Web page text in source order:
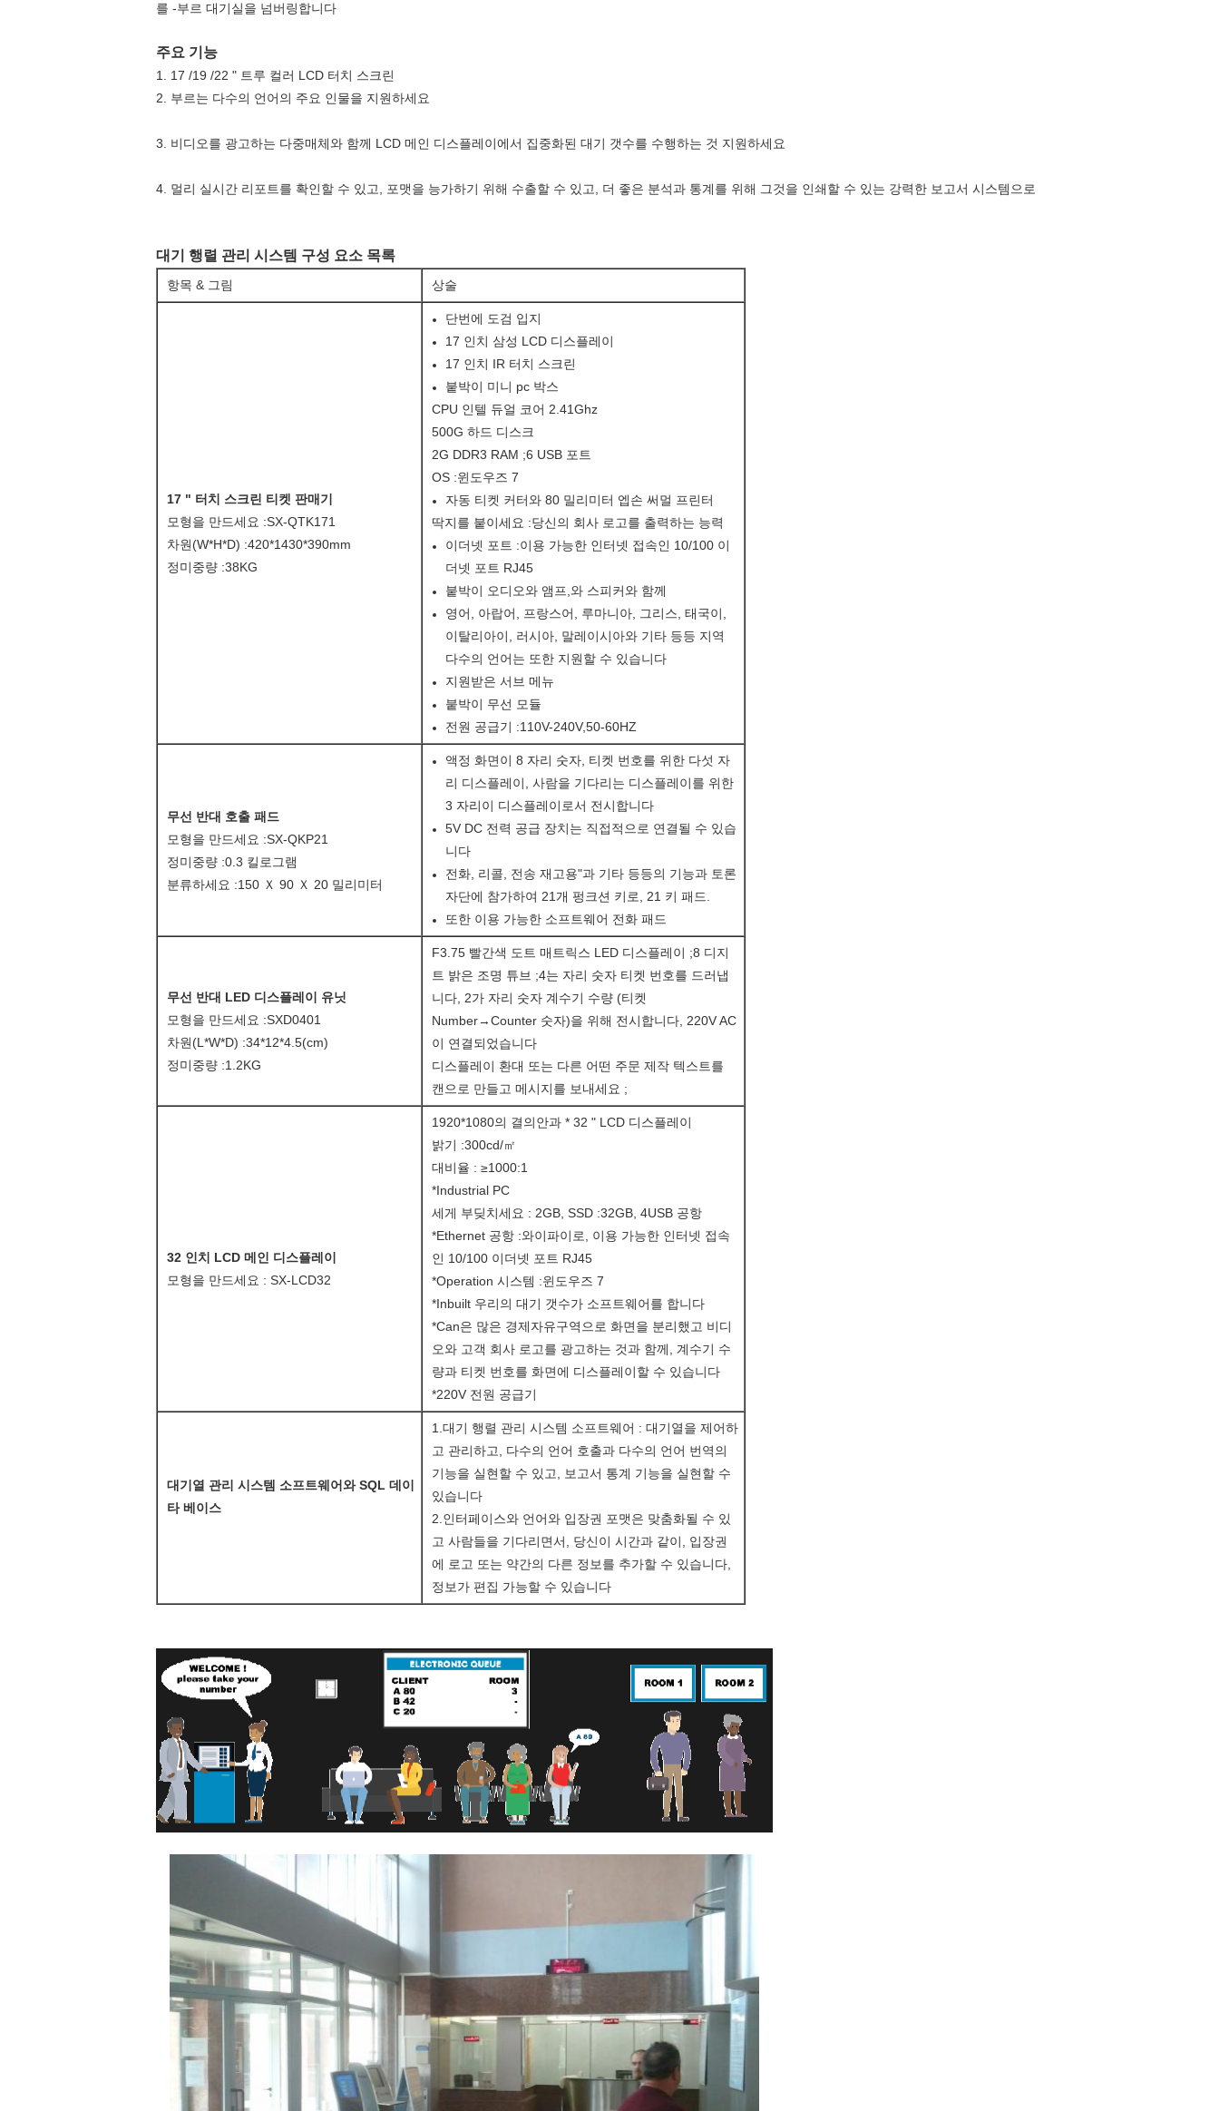
를 -부르 대기실을 넘버링합니다
주요 기능
1. 17 /19 /22 " 트루 컬러 LCD 터치 스크린
2. 부르는 다수의 언어의 주요 인물을 지원하세요
3. 비디오를 광고하는 다중매체와 함께 LCD 메인 디스플레이에서 집중화된 대기 갯수를 수행하는 것 지원하세요
4. 멀리 실시간 리포트를 확인할 수 있고, 포맷을 능가하기 위해 수출할 수 있고, 더 좋은 분석과 통계를 위해 그것을 인쇄할 수 있는 강력한 보고서 시스템으로
대기 행렬 관리 시스템 구성 요소 목록
항목 & 그림 상술
17 " 터치 스크린 티켓 판매기
모형을 만드세요 :SX-QTK171
차원(W*H*D) :420*1430*390mm
정미중량 :38KG
단번에 도검 입지
17 인치 삼성 LCD 디스플레이
17 인치 IR 터치 스크린
붙박이 미니 pc 박스
CPU 인텔 듀얼 코어 2.41Ghz
500G 하드 디스크
2G DDR3 RAM ;6 USB 포트
OS :윈도우즈 7
자동 티켓 커터와 80 밀리미터 엡손 써멀 프린터
딱지를 붙이세요 :당신의 회사 로고를 출력하는 능력
이더넷 포트 :이용 가능한 인터넷 접속인 10/100 이
더넷 포트 RJ45
붙박이 오디오와 앰프,와 스피커와 함께
영어, 아랍어, 프랑스어, 루마니아, 그리스, 태국이,
이탈리아이, 러시아, 말레이시아와 기타 등등 지역
다수의 언어는 또한 지원할 수 있습니다
지원받은 서브 메뉴
붙박이 무선 모듈
전원 공급기 :110V-240V,50-60HZ
무선 반대 호출 패드
모형을 만드세요 :SX-QKP21
정미중량 :0.3 킬로그램
분류하세요 :150 Ｘ 90 Ｘ 20 밀리미터
액정 화면이 8 자리 숫자, 티켓 번호를 위한 다섯 자
리 디스플레이, 사람을 기다리는 디스플레이를 위한
3 자리이 디스플레이로서 전시합니다
5V DC 전력 공급 장치는 직접적으로 연결될 수 있습
니다
전화, 리콜, 전송 재고용"과 기타 등등의 기능과 토론
자단에 참가하여 21개 펑크션 키로, 21 키 패드.
또한 이용 가능한 소프트웨어 전화 패드
무선 반대 LED 디스플레이 유닛
모형을 만드세요 :SXD0401
차원(L*W*D) :34*12*4.5(cm)
정미중량 :1.2KG
F3.75 빨간색 도트 매트릭스 LED 디스플레이 ;8 디지
트 밝은 조명 튜브 ;4는 자리 숫자 티켓 번호를 드러냅
니다, 2가 자리 숫자 계수기 수량 (티켓
Number→Counter 숫자)을 위해 전시합니다, 220V AC
이 연결되었습니다
디스플레이 환대 또는 다른 어떤 주문 제작 텍스트를
캔으로 만들고 메시지를 보내세요 ;
32 인치 LCD 메인 디스플레이
모형을 만드세요 : SX-LCD32
1920*1080의 결의안과 * 32 " LCD 디스플레이
밝기 :300cd/㎡
대비율 : ≥1000:1
*Industrial PC
세게 부딪치세요 : 2GB, SSD :32GB, 4USB 공항
*Ethernet 공항 :와이파이로, 이용 가능한 인터넷 접속
인 10/100 이더넷 포트 RJ45
*Operation 시스템 :윈도우즈 7
*Inbuilt 우리의 대기 갯수가 소프트웨어를 합니다
*Can은 많은 경제자유구역으로 화면을 분리했고 비디
오와 고객 회사 로고를 광고하는 것과 함께, 계수기 수
량과 티켓 번호를 화면에 디스플레이할 수 있습니다
*220V 전원 공급기
대기열 관리 시스템 소프트웨어와 SQL 데이
타 베이스
1.대기 행렬 관리 시스템 소프트웨어 : 대기열을 제어하
고 관리하고, 다수의 언어 호출과 다수의 언어 번역의
기능을 실현할 수 있고, 보고서 통계 기능을 실현할 수
있습니다
2.인터페이스와 언어와 입장권 포맷은 맞춤화될 수 있
고 사람들을 기다리면서, 당신이 시간과 같이, 입장권
에 로고 또는 약간의 다른 정보를 추가할 수 있습니다,
정보가 편집 가능할 수 있습니다